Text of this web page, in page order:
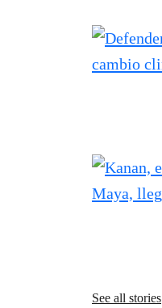
See all stories